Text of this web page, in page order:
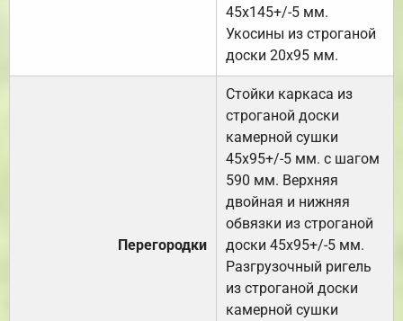
45х145+/-5 мм.
Укосины из строганой
доски 20х95 мм.
Перегородки
Стойки каркаса из
строганой доски
камерной сушки
45х95+/-5 мм. с шагом
590 мм. Верхняя
двойная и нижняя
обвязки из строганой
доски 45х95+/-5 мм.
Разгрузочный ригель
из строганой доски
камерной сушки